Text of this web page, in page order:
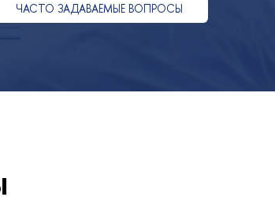
ЧАСТО ЗАДАВАЕМЫЕ ВОПРОСЫ